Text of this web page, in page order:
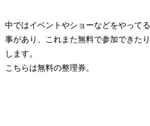
中ではイベントやショーなどをやってる
事があり、これまた無料で参加できたり
します。
こちらは無料の整理券。